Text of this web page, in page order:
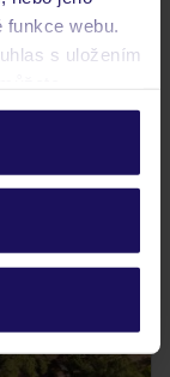
funkce webu.
s uložením
naleznete v